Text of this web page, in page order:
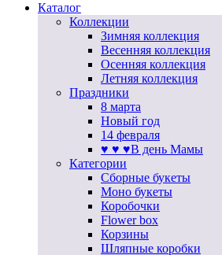
Каталог
Коллекции
Зимняя коллекция
Весенняя коллекция
Осенняя коллекция
Летняя коллекция
Праздники
8 марта
Новый год
14 февраля
♥ ♥ ♥В день Мамы
Категории
Сборные букеты
Моно букеты
Коробочки
Flower box
Корзины
Шляпные коробки